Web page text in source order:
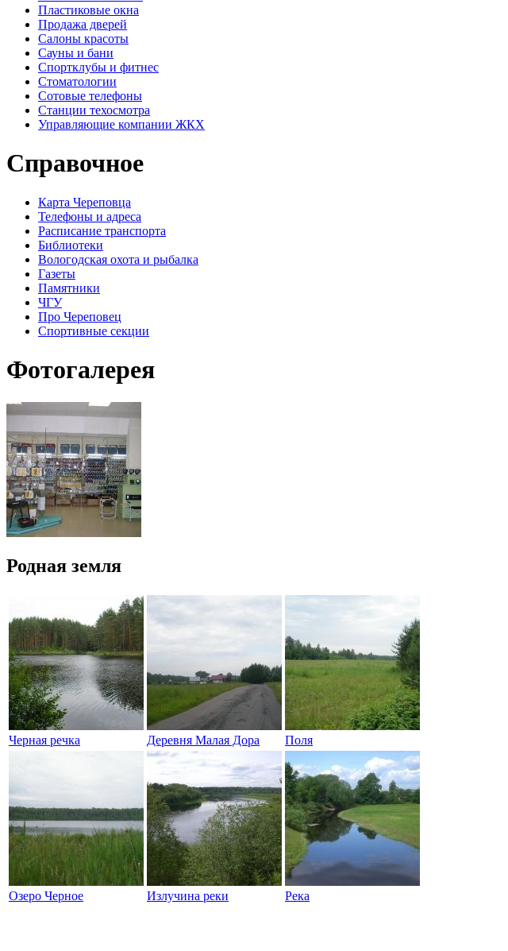
Пластиковые окна
Продажа дверей
Салоны красоты
Сауны и бани
Спортклубы и фитнес
Стоматологии
Сотовые телефоны
Станции техосмотра
Управляющие компании ЖКХ
Справочное
Карта Череповца
Телефоны и адреса
Расписание транспорта
Библиотеки
Вологодская охота и рыбалка
Газеты
Памятники
ЧГУ
Про Череповец
Спортивные секции
Фотогалерея
Родная земля
Черная речка Деревня Малая Дора Поля
Озеро Черное Излучина реки Река